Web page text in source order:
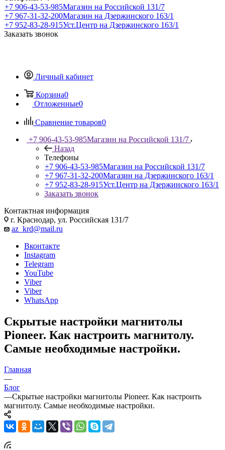
+7 906-43-53-985Магазин на Российской 131/7
+7 967-31-32-200Магазин на Дзержинского 163/1
+7 952-83-28-915Уст.Центр на Дзержинского 163/1
Заказать звонок
Личный кабинет
Корзина0
Отложенные0
Сравнение товаров0
+7 906-43-53-985Магазин на Российской 131/7
Назад
Телефоны
+7 906-43-53-985Магазин на Российской 131/7
+7 967-31-32-200Магазин на Дзержинского 163/1
+7 952-83-28-915Уст.Центр на Дзержинского 163/1
Заказать звонок
Контактная информация
г. Краснодар, ул. Российская 131/7
az_krd@mail.ru
Вконтакте
Instagram
Telegram
YouTube
Viber
Viber
WhatsApp
Скрытые настройки магнитолы
Pioneer. Как настроить магнитолу.
Самые необходимые настройки.
Главная
—
Блог
—Скрытые настройки магнитолы Pioneer. Как настроить
магнитолу. Самые необходимые настройки.